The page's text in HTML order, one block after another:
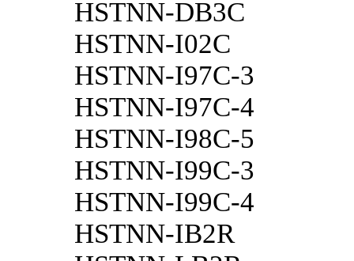
HSTNN-DB3C
HSTNN-I02C
HSTNN-I97C-3
HSTNN-I97C-4
HSTNN-I98C-5
HSTNN-I99C-3
HSTNN-I99C-4
HSTNN-IB2R